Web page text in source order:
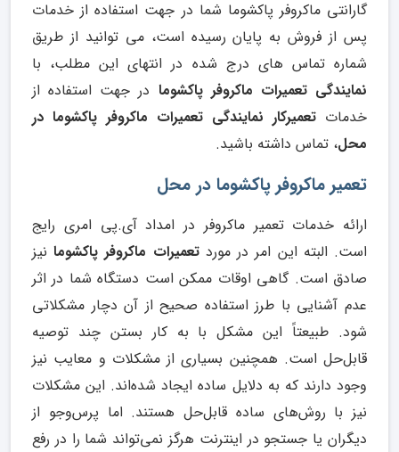
گارانتی ماکروفر پاکشوما شما در جهت استفاده از خدمات
پس از فروش به پایان رسیده است، می توانید از طریق
شماره تماس های درج شده در انتهای این مطلب، با
نمایندگی تعمیرات ماکروفر پاکشوما در جهت استفاده از
خدمات تعمیرکار نمایندگی تعمیرات ماکروفر پاکشوما در
محل، تماس داشته باشید.
تعمیر ماکروفر پاکشوما در محل
ارائه خدمات تعمیر ماکروفر در امداد آی.پی امری رایج
است. البته این امر در موردتعمیرات ماکروفر پاکشومانیز
صادق است. گاهی اوقات ممکن است دستگاه شما در اثر
عدم آشنایی با طرز استفاده صحیح از آن دچار مشکلاتی
شود. طبیعتاً این مشکل با به کار بستن چند توصیه
قابل‌حل است. همچنین بسیاری از مشکلات و معایب نیز
وجود دارند که به دلایل ساده ایجاد شده‌اند. این مشکلات
نیز با روش‌های ساده قابل‌حل هستند. اما پرس‌وجو از
دیگران یا جستجو در اینترنت هرگز نمی‌تواند شما را در رفع